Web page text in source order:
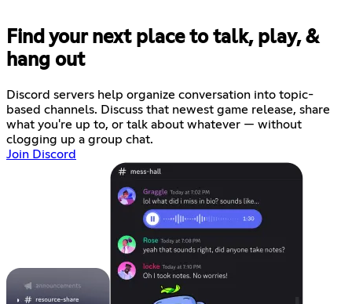
Find your next place to talk, play, &
hang out
Discord servers help organize conversation into topic-
based channels. Discuss that newest game release, share
what you're up to, or talk about whatever — without
clogging up a group chat.
Join Discord